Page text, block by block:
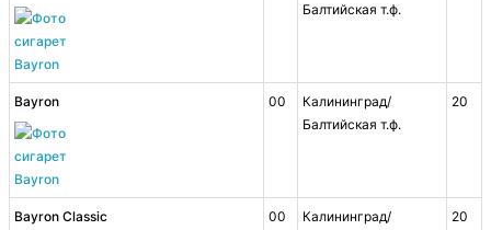
Балтийская т.ф.
Bayron 00
Калининград/
Балтийская т.ф.
20
Bayron Classic 00
Калининград/
20